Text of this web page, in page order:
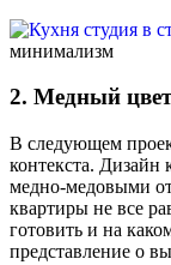
минимализм
2. Медный цвет
В следующем
контекста. Дизайн
медно-медовыми
квартиры не все
готовить и на
представление о